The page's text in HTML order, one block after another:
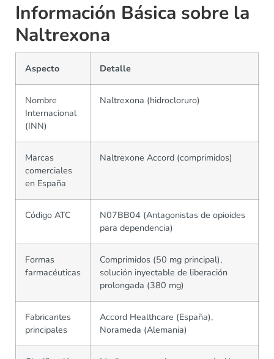
Información Básica sobre la
Naltrexona
Aspecto Detalle
Nombre
Internacional
(INN)
Naltrexona (hidrocloruro)
Marcas
comerciales
en España
Naltrexone Accord (comprimidos)
Código ATC
N07BB04 (Antagonistas de opioides
para dependencia)
Formas
farmacéuticas
Comprimidos (50 mg principal),
solución inyectable de liberación
prolongada (380 mg)
Fabricantes
principales
Accord Healthcare (España),
Norameda (Alemania)